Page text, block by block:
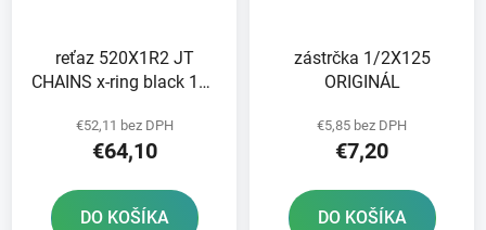
reťaz 520X1R2 JT
CHAINS x-ring black 106
nitovania a rozpojenia
spojky
€52,11 bez DPH
€64,10
DO KOŠÍKA
zástrčka 1/2X125
ORIGINÁL
€5,85 bez DPH
€7,20
DO KOŠÍKA